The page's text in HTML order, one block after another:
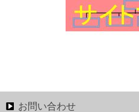
お問い合わせ